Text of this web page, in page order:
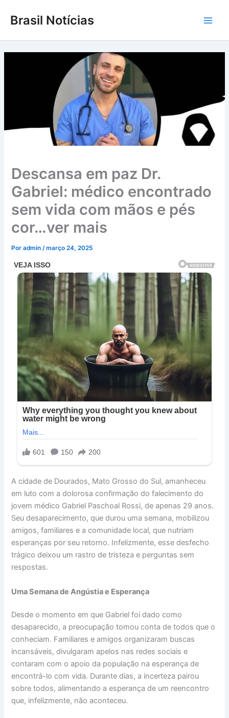
para
conteúdo
Brasil Notícias
Descansa em paz Dr.
Gabriel: médico encontrado
sem vida com mãos e pés
cor…ver mais
Poradmin/março 24, 2025
A cidade de Dourados, Mato Grosso do Sul, amanheceu
em luto com a dolorosa confirmação do falecimento do
jovem médico Gabriel Paschoal Rossi, de apenas 29 anos.
Seu desaparecimento, que durou uma semana, mobilizou
amigos, familiares e a comunidade local, que nutriam
esperanças por seu retorno. Infelizmente, esse desfecho
trágico deixou um rastro de tristeza e perguntas sem
respostas.
Uma Semana de Angústia e Esperança
Desde o momento em que Gabriel foi dado como
desaparecido, a preocupação tomou conta de todos que o
conheciam. Familiares e amigos organizaram buscas
incansáveis, divulgaram apelos nas redes sociais e
contaram com o apoio da população na esperança de
encontrá-lo com vida. Durante dias, a incerteza pairou
sobre todos, alimentando a esperança de um reencontro
que, infelizmente, não aconteceu.